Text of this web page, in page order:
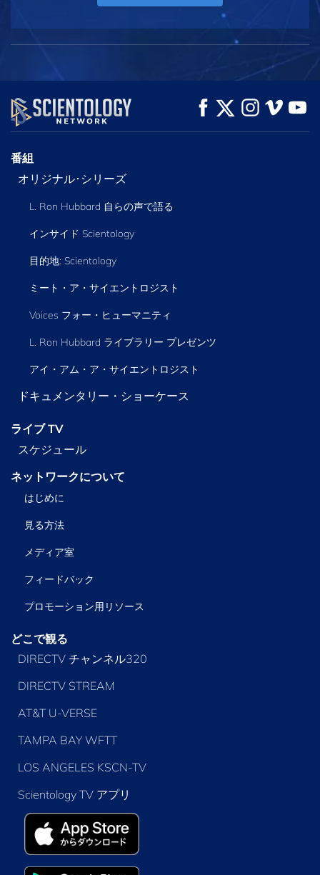
番組
オリジナル･シリーズ
L. Ron Hubbard 自らの声で語る
インサイド Scientology
目的地: Scientology
ミート・ア・サイエントロジスト
Voices フォー・ヒューマニティ
L. Ron Hubbard ライブラリー プレゼンツ
アイ・アム・ア・サイエントロジスト
ドキュメンタリー・ショーケース
ライブ TV
スケジュール
ネットワークについて
はじめに
見る方法
メディア室
フィードバック
プロモーション用リソース
どこで観る
DIRECTV チャンネル320
DIRECTV STREAM
AT&T U-VERSE
TAMPA BAY WFTT
LOS ANGELES KSCN-TV
Scientology TV アプリ